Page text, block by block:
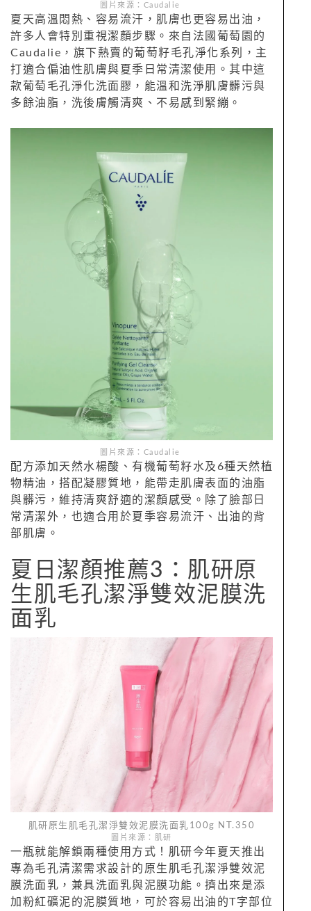
圖片來源：Caudalie
夏天高溫悶熱、容易流汗，肌膚也更容易出油，
許多人會特別重視潔顏步驟。來自法國葡萄園的
Caudalie，旗下熱賣的葡萄籽毛孔淨化系列，主
打適合偏油性肌膚與夏季日常清潔使用。其中這
款葡萄毛孔淨化洗面膠，能溫和洗淨肌膚髒污與
多餘油脂，洗後膚觸清爽、不易感到緊繃。
圖片來源：Caudalie
配方添加天然水楊酸、有機葡萄籽水及6種天然植
物精油，搭配凝膠質地，能帶走肌膚表面的油脂
與髒污，維持清爽舒適的潔顏感受。除了臉部日
常清潔外，也適合用於夏季容易流汗、出油的背
部肌膚。
夏日潔顏推薦3：肌研原
生肌毛孔潔淨雙效泥膜洗
面乳
肌研原生肌毛孔潔淨雙效泥膜洗面乳100g NT.350
圖片來源：肌研
一瓶就能解鎖兩種使用方式！肌研今年夏天推出
專為毛孔清潔需求設計的原生肌毛孔潔淨雙效泥
膜洗面乳，兼具洗面乳與泥膜功能。擠出來是添
加粉紅礦泥的泥膜質地，可於容易出油的T字部位